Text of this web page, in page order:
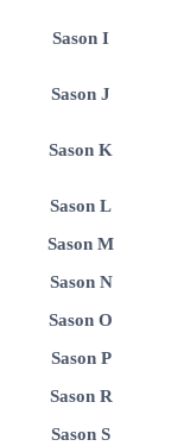
Sason I
Sason J
Sason K
Sason L
Sason M
Sason N
Sason O
Sason P
Sason R
Sason S